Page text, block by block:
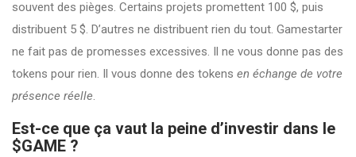
souvent des pièges. Certains projets promettent 100 $, puis
distribuent 5 $. D’autres ne distribuent rien du tout. Gamestarter
ne fait pas de promesses excessives. Il ne vous donne pas des
tokens pour rien. Il vous donne des tokens en échange de votre
présence réelle.
Est-ce que ça vaut la peine d’investir dans le
$GAME ?